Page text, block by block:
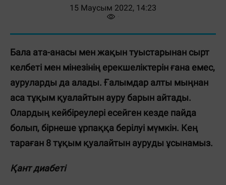
15 Маусым 2022, 14:23
Бала ата-анасы мен жақын туыстарынан сырт
келбеті мен мінезінің ерекшеліктерін ғана емес,
ауруларды да алады. Ғалымдар алты мыңнан
аса тұқым қуалайтын ауру барын айтады.
Олардың кейбіреулері есейген кезде пайда
болып, бірнеше ұрпаққа берілуі мүмкін. Кең
тараған 8 тұқым қуалайтын ауруды ұсынамыз.
Қант диабеті